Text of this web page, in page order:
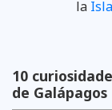
la
10
de Galápagos